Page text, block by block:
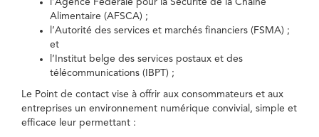
l’Agence Fédérale pour la Sécurité de la Chaîne
Alimentaire (AFSCA) ;
l’Autorité des services et marchés financiers (FSMA) ;
et
l’Institut belge des services postaux et des
télécommunications (IBPT) ;
Le Point de contact vise à offrir aux consommateurs et aux
entreprises un environnement numérique convivial, simple et
efficace leur permettant :